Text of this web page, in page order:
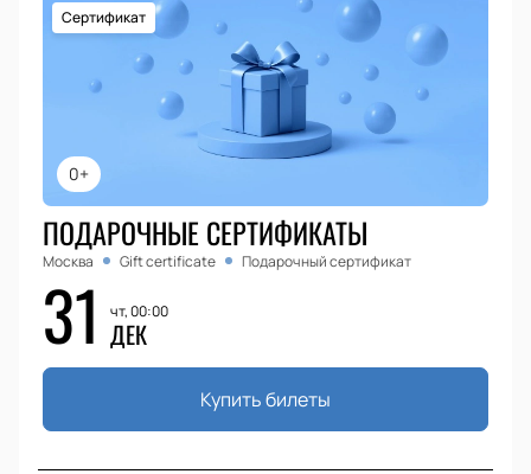
0+
Сертификат
ПОДАРОЧНЫЕ СЕРТИФИКАТЫ
Москва Gift certificate Подарочный сертификат
31 чт, 00:00
ДЕК
Купить билеты